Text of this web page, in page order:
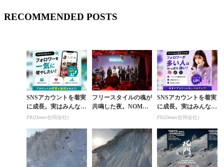
RECOMMENDED POSTS
SNSアカウントを着実
に成長。実はみんなコ
コ使ってます。
PR(Dreaw合同会社)
フリースタイルの魂が
共鳴した夜。NOMAD
ャーの熱
SNSアカウントを着実
に成長。実はみんなコ
コ使ってます。
PR(Dreaw合同会社)